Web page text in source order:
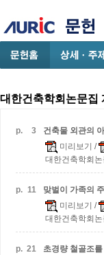
대한건축학회논문집
p. 3
건축물 외관의
미리보기 /
대한건축학회
p. 11
맞벌이 가족의
미리보기 /
대한건축학회
p. 21
초경량 철골조